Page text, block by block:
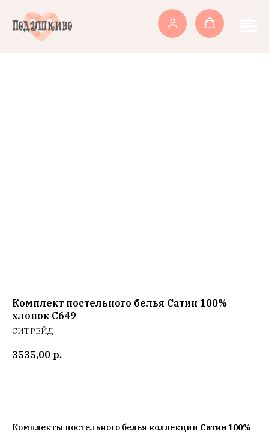
Комплект постельного белья Сатин 100%
хлопок C649
СИТРЕЙД
3535,00 р.
Комплекты постельного белья коллекции Сатин 100%